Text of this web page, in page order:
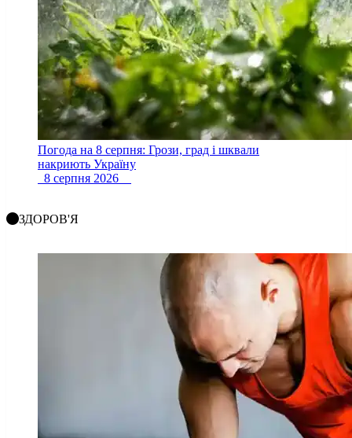
Погода на 8 серпня: Грози, град і шквали
накриють Україну
8 серпня 2026
ЗДОРОВ'Я